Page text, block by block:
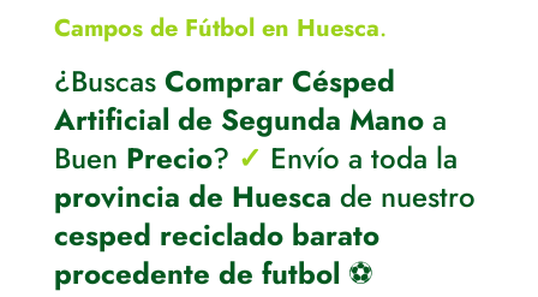
Campos de Fútbol en Huesca.
¿Buscas Comprar Césped
Artificial de Segunda Manoa
Buen Precio? ✓ Envío a toda la
provincia de Huesca de nuestro
cesped reciclado barato
procedente de futbol ⚽